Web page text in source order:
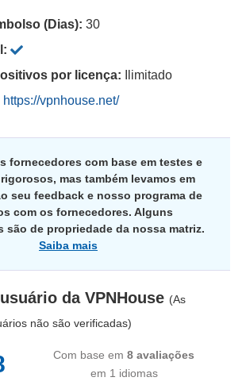
(Dias): 30
por licença:
Ilimitado
https://vpnhouse.net/
fornecedores com base em testes e
mas também levamos em
seu feedback e nosso programa de
com os fornecedores. Alguns
são de propriedade da nossa matriz.
Saiba mais
da VPNHouse (As
não são verificadas)
Com base em 8 avaliações
em 1 idiomas